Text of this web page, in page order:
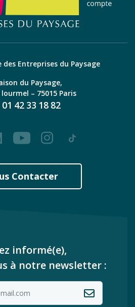
Entreprises du Paysage
du Paysage,
– 75015 Paris
01 42 33 18 82
YoutubeInstagram
Tiktok
Contacter
informé(e),
à notre newsletter :